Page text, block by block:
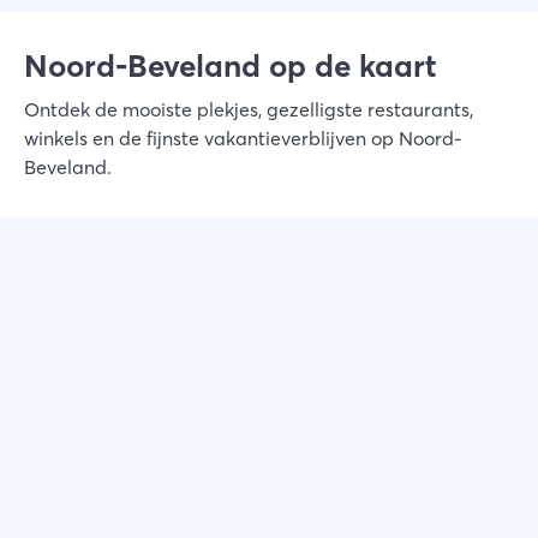
Noord-Beveland op de kaart
Ontdek de mooiste plekjes, gezelligste restaurants,
winkels en de fijnste vakantieverblijven op Noord-
Beveland.